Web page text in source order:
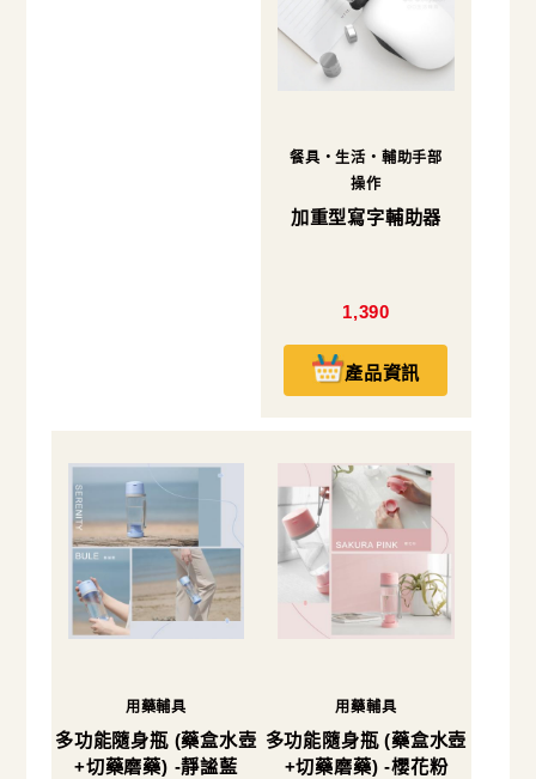
餐具・生活・輔助手部
操作
加重型寫字輔助器
1,390
產品資訊
用藥輔具
多功能隨身瓶 (藥盒水壺
+切藥磨藥) -靜謐藍
用藥輔具
多功能隨身瓶 (藥盒水壺
+切藥磨藥) -櫻花粉